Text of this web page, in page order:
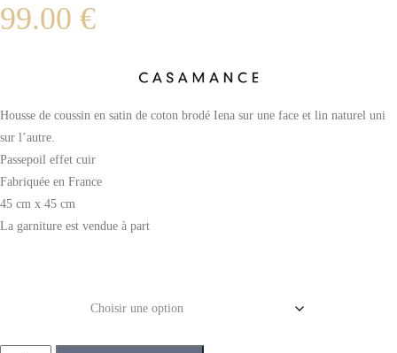
99.00 €
Housse de coussin en satin de coton brodé Iena sur une face et lin naturel uni
sur l’autre.
Passepoil effet cuir
Fabriquée en France
45 cm x 45 cm
La garniture est vendue à part